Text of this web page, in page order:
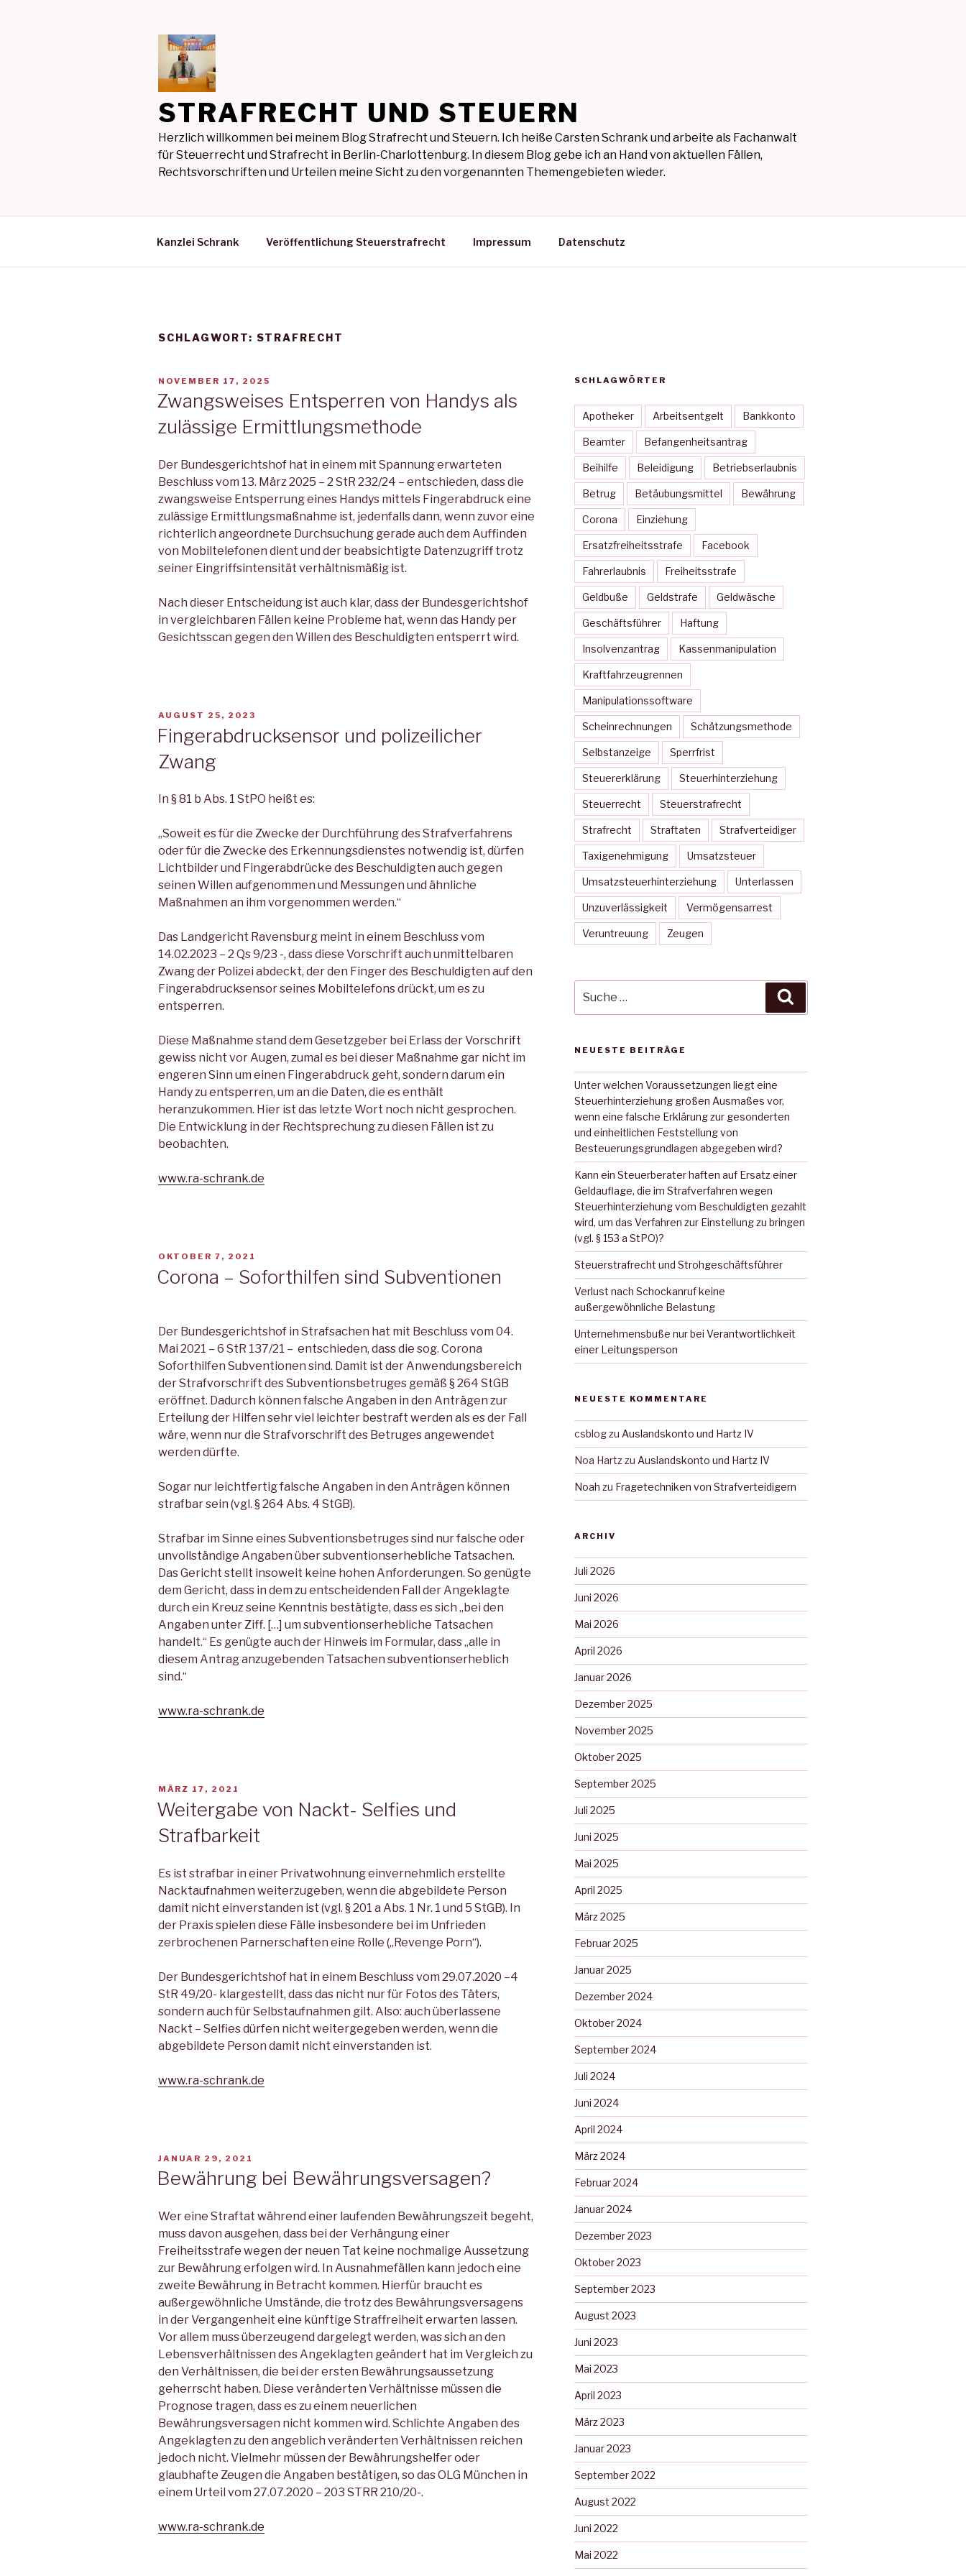
STRAFRECHT UND STEUERN
Herzlich willkommen bei meinem Blog Strafrecht und Steuern. Ich heiße Carsten Schrank und arbeite als Fachanwalt
für Steuerrecht und Strafrecht in Berlin-Charlottenburg. In diesem Blog gebe ich an Hand von aktuellen Fällen,
Rechtsvorschriften und Urteilen meine Sicht zu den vorgenannten Themengebieten wieder.
Kanzlei Schrank Veröffentlichung Steuerstrafrecht Impressum Datenschutz
SCHLAGWORT: STRAFRECHT
VERÖFFENTLICHT
NOVEMBER 17, 2025
Zwangsweises Entsperren von Handys als
zulässige Ermittlungsmethode
Der Bundesgerichtshof hat in einem mit Spannung erwarteten
Beschluss vom 13. März 2025 – 2 StR 232/24 – entschieden, dass die
zwangsweise Entsperrung eines Handys mittels Fingerabdruck eine
zulässige Ermittlungsmaßnahme ist, jedenfalls dann, wenn zuvor eine
richterlich angeordnete Durchsuchung gerade auch dem Auffinden
von Mobiltelefonen dient und der beabsichtigte Datenzugriff trotz
seiner Eingriffsintensität verhältnismäßig ist.
Nach dieser Entscheidung ist auch klar, dass der Bundesgerichtshof
in vergleichbaren Fällen keine Probleme hat, wenn das Handy per
Gesichtsscan gegen den Willen des Beschuldigten entsperrt wird.
VERÖFFENTLICHT
AUGUST 25, 2023
Fingerabdrucksensor und polizeilicher
Zwang
In § 81 b Abs. 1 StPO heißt es:
„Soweit es für die Zwecke der Durchführung des Strafverfahrens
oder für die Zwecke des Erkennungsdienstes notwendig ist, dürfen
Lichtbilder und Fingerabdrücke des Beschuldigten auch gegen
seinen Willen aufgenommen und Messungen und ähnliche
Maßnahmen an ihm vorgenommen werden.“
Das Landgericht Ravensburg meint in einem Beschluss vom
14.02.2023 – 2 Qs 9/23 -, dass diese Vorschrift auch unmittelbaren
Zwang der Polizei abdeckt, der den Finger des Beschuldigten auf den
Fingerabdrucksensor seines Mobiltelefons drückt, um es zu
entsperren.
Diese Maßnahme stand dem Gesetzgeber bei Erlass der Vorschrift
gewiss nicht vor Augen, zumal es bei dieser Maßnahme gar nicht im
engeren Sinn um einen Fingerabdruck geht, sondern darum ein
Handy zu entsperren, um an die Daten, die es enthält
heranzukommen. Hier ist das letzte Wort noch nicht gesprochen.
Die Entwicklung in der Rechtsprechung zu diesen Fällen ist zu
beobachten.
www.ra-schrank.de
VERÖFFENTLICHT
OKTOBER 7, 2021
Corona – Soforthilfen sind Subventionen
Der Bundesgerichtshof in Strafsachen hat mit Beschluss vom 04.
Mai 2021 – 6 StR 137/21 – entschieden, dass die sog. Corona
Soforthilfen Subventionen sind. Damit ist der Anwendungsbereich
der Strafvorschrift des Subventionsbetruges gemäß § 264 StGB
eröffnet. Dadurch können falsche Angaben in den Anträgen zur
Erteilung der Hilfen sehr viel leichter bestraft werden als es der Fall
wäre, wenn nur die Strafvorschrift des Betruges angewendet
werden dürfte.
Sogar nur leichtfertig falsche Angaben in den Anträgen können
strafbar sein (vgl. § 264 Abs. 4 StGB).
Strafbar im Sinne eines Subventionsbetruges sind nur falsche oder
unvollständige Angaben über subventionserhebliche Tatsachen.
Das Gericht stellt insoweit keine hohen Anforderungen. So genügte
dem Gericht, dass in dem zu entscheidenden Fall der Angeklagte
durch ein Kreuz seine Kenntnis bestätigte, dass es sich „bei den
Angaben unter Ziff. […] um subventionserhebliche Tatsachen
handelt.“ Es genügte auch der Hinweis im Formular, dass „alle in
diesem Antrag anzugebenden Tatsachen subventionserheblich
sind.“
www.ra-schrank.de
VERÖFFENTLICHT
MÄRZ 17, 2021
Weitergabe von Nackt- Selfies und
Strafbarkeit
Es ist strafbar in einer Privatwohnung einvernehmlich erstellte
Nacktaufnahmen weiterzugeben, wenn die abgebildete Person
damit nicht einverstanden ist (vgl. § 201 a Abs. 1 Nr. 1 und 5 StGB). In
der Praxis spielen diese Fälle insbesondere bei im Unfrieden
zerbrochenen Parnerschaften eine Rolle („Revenge Porn“).
Der Bundesgerichtshof hat in einem Beschluss vom 29.07.2020 –4
StR 49/20- klargestellt, dass das nicht nur für Fotos des Täters,
sondern auch für Selbstaufnahmen gilt. Also: auch überlassene
Nackt – Selfies dürfen nicht weitergegeben werden, wenn die
abgebildete Person damit nicht einverstanden ist.
www.ra-schrank.de
VERÖFFENTLICHT
JANUAR 29, 2021
Bewährung bei Bewährungsversagen?
Wer eine Straftat während einer laufenden Bewährungszeit begeht,
muss davon ausgehen, dass bei der Verhängung einer
Freiheitsstrafe wegen der neuen Tat keine nochmalige Aussetzung
zur Bewährung erfolgen wird. In Ausnahmefällen kann jedoch eine
zweite Bewährung in Betracht kommen. Hierfür braucht es
außergewöhnliche Umstände, die trotz des Bewährungsversagens
in der Vergangenheit eine künftige Straffreiheit erwarten lassen.
Vor allem muss überzeugend dargelegt werden, was sich an den
Lebensverhältnissen des Angeklagten geändert hat im Vergleich zu
den Verhältnissen, die bei der ersten Bewährungsaussetzung
geherrscht haben. Diese veränderten Verhältnisse müssen die
Prognose tragen, dass es zu einem neuerlichen
Bewährungsversagen nicht kommen wird. Schlichte Angaben des
Angeklagten zu den angeblich veränderten Verhältnissen reichen
jedoch nicht. Vielmehr müssen der Bewährungshelfer oder
glaubhafte Zeugen die Angaben bestätigen, so das OLG München in
einem Urteil vom 27.07.2020 – 203 STRR 210/20-.
www.ra-schrank.de
SCHLAGWÖRTER
Apotheker Arbeitsentgelt Bankkonto
Beamter Befangenheitsantrag
Beihilfe Beleidigung Betriebserlaubnis
Betrug Betäubungsmittel Bewährung
Corona Einziehung
Ersatzfreiheitsstrafe Facebook
Fahrerlaubnis Freiheitsstrafe
Geldbuße Geldstrafe Geldwäsche
Geschäftsführer Haftung
Insolvenzantrag Kassenmanipulation
Kraftfahrzeugrennen
Manipulationssoftware
Scheinrechnungen Schätzungsmethode
Selbstanzeige Sperrfrist
Steuererklärung Steuerhinterziehung
Steuerrecht Steuerstrafrecht
Strafrecht Straftaten Strafverteidiger
Taxigenehmigung Umsatzsteuer
Umsatzsteuerhinterziehung Unterlassen
Unzuverlässigkeit Vermögensarrest
Veruntreuung Zeugen
nach:
NEUESTE BEITRÄGE
Unter welchen Voraussetzungen liegt eine
Steuerhinterziehung großen Ausmaßes vor,
wenn eine falsche Erklärung zur gesonderten
und einheitlichen Feststellung von
Besteuerungsgrundlagen abgegeben wird?
Kann ein Steuerberater haften auf Ersatz einer
Geldauflage, die im Strafverfahren wegen
Steuerhinterziehung vom Beschuldigten gezahlt
wird, um das Verfahren zur Einstellung zu bringen
(vgl. § 153 a StPO)?
Steuerstrafrecht und Strohgeschäftsführer
Verlust nach Schockanruf keine
außergewöhnliche Belastung
Unternehmensbuße nur bei Verantwortlichkeit
einer Leitungsperson
NEUESTE KOMMENTARE
csblogzu Auslandskonto und Hartz IV
Noa Hartzzu Auslandskonto und Hartz IV
Noah zu Fragetechniken von Strafverteidigern
ARCHIV
Juli 2026
Juni 2026
Mai 2026
April 2026
Januar 2026
Dezember 2025
November 2025
Oktober 2025
September 2025
Juli 2025
Juni 2025
Mai 2025
April 2025
März 2025
Februar 2025
Januar 2025
Dezember 2024
Oktober 2024
September 2024
Juli 2024
Juni 2024
April 2024
März 2024
Februar 2024
Januar 2024
Dezember 2023
Oktober 2023
September 2023
August 2023
Juni 2023
Mai 2023
April 2023
März 2023
Januar 2023
September 2022
August 2022
Juni 2022
Mai 2022